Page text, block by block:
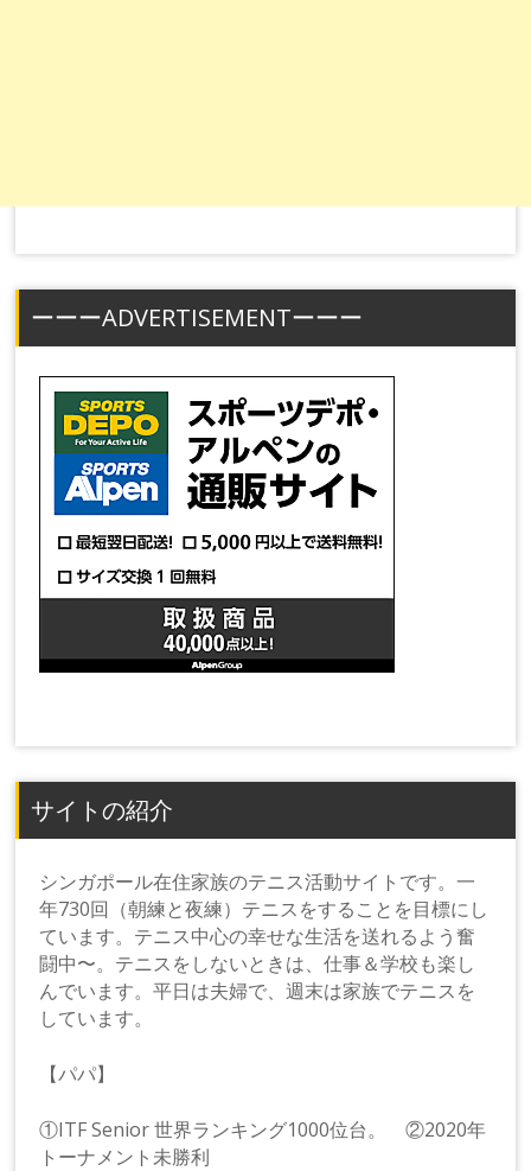
ーーーADVERTISEMENTーーー
サイトの紹介
シンガポール在住家族のテニス活動サイトです。一
年730回（朝練と夜練）テニスをすることを目標にし
ています。テニス中心の幸せな生活を送れるよう奮
闘中〜。テニスをしないときは、仕事＆学校も楽し
んでいます。平日は夫婦で、週末は家族でテニスを
しています。
【パパ】
①ITF Senior 世界ランキング1000位台。 ②2020年
トーナメント未勝利